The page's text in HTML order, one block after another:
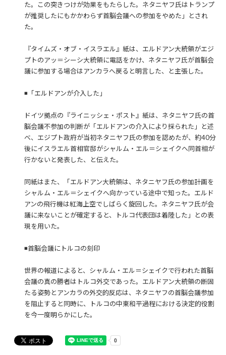
た。この突きつけが効果をもたらした。ネタニヤフ氏はトランプ
が推奨したにもかかわらず首脳会議への参加をやめた」とされ
た。
『タイムズ・オブ・イスラエル』紙は、エルドアン大統領がエジ
プトのアッ＝シーシ大統領に電話をかけ、ネタニヤフ氏が首脳会
議に参加する場合はアンカラへ戻ると明言した、と主張した。
◾️「エルドアンが介入した」
ドイツ拠点の『ライニッシェ・ポスト』紙は、ネタニヤフ氏の首
脳会議不参加の判断が「エルドアンの介入により採られた」と述
べ、エジプト政府が当初ネタニヤフ氏の参加を認めたが、約40分
後にイスラエル首相官邸がシャルム・エル＝シェイクへ同首相が
行かないと発表した、と伝えた。
同紙はまた、「エルドアン大統領は、ネタニヤフ氏の参加計画を
シャルム・エル＝シェイクへ向かっている途中で知った。エルド
アンの飛行機は紅海上空でしばらく旋回した。ネタニヤフ氏が会
議に来ないことが確定すると、トルコ代表団は着陸した」との表
現を用いた。
◾️首脳会議にトルコの刻印
世界の報道によると、シャルム・エル＝シェイクで行われた首脳
会議の真の勝者はトルコ外交であった。エルドアン大統領の断固
たる姿勢とアンカラの外交的反応は、ネタニヤフの首脳会議参加
を阻止すると同時に、トルコの中東和平過程における決定的役割
を今一度明らかにした。